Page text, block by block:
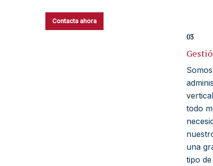
Contacta ahora
03
todo
una
tipo